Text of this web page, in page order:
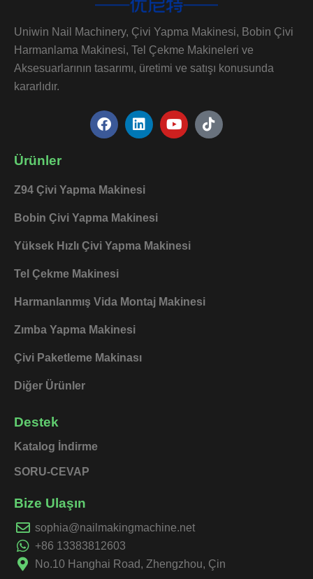
Uniwin Nail Machinery, Çivi Yapma Makinesi, Bobin Çivi
Harmanlama Makinesi, Tel Çekme Makineleri ve
Aksesuarlarının tasarımı, üretimi ve satışı konusunda
kararlıdır.
F
a
o
k
L
i
d
n
Y
o
T
i
Ürünler
Z94 Çivi Yapma Makinesi
Bobin Çivi Yapma Makinesi
Yüksek Hızlı Çivi Yapma Makinesi
Tel Çekme Makinesi
Harmanlanmış Vida Montaj Makinesi
Zımba Yapma Makinesi
Çivi Paketleme Makinası
Diğer Ürünler
Destek
Katalog İndirme
SORU-CEVAP
Bize Ulaşın
sophia@nailmakingmachine.net
+86 13383812603
No.10 Hanghai Road, Zhengzhou, Çin